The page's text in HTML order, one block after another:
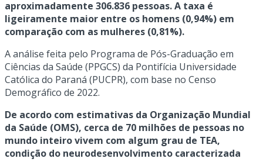
aproximadamente 306.836 pessoas. A taxa é
ligeiramente maior entre os homens (0,94%) em
comparação com as mulheres (0,81%).
A análise feita pelo Programa de Pós-Graduação em
Ciências da Saúde (PPGCS) da Pontifícia Universidade
Católica do Paraná (PUCPR), com base no Censo
Demográfico de 2022.
De acordo com estimativas da Organização Mundial
da Saúde (OMS), cerca de 70 milhões de pessoas no
mundo inteiro vivem com algum grau de TEA,
condição do neurodesenvolvimento caracterizada